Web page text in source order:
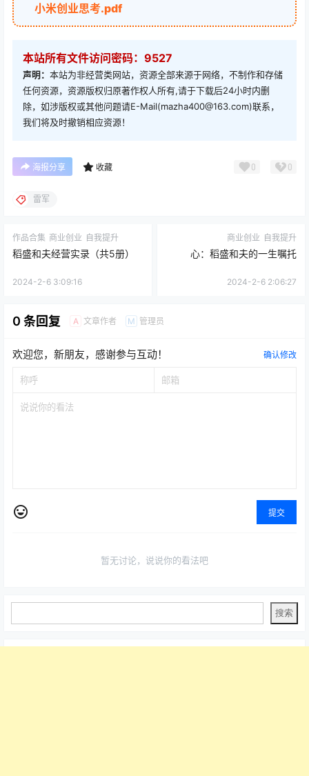
小米创业思考.pdf
本站所有文件访问密码：9527
声明： 本站为非经营类网站，资源全部来源于网络，不制作和存储
任何资源，资源版权归原著作权人所有,请于下载后24小时内删
除，如涉版权或其他问题请E-Mail(mazha400@163.com)联系，
我们将及时撤销相应资源！
海报分享 收藏 0 0
雷军
作品合集 商业创业 自我提升
稻盛和夫经营实录（共5册）
2024-2-6 3:09:16
商业创业 自我提升
心：稻盛和夫的一生嘱托
2024-2-6 2:06:27
0 条回复 A 文章作者 M 管理员
欢迎您，新朋友，感谢参与互动！ 确认修改
提交
暂无讨论，说说你的看法吧